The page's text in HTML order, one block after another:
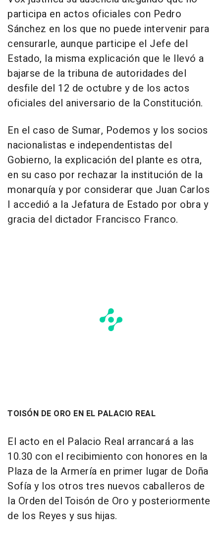
participa en actos oficiales con Pedro
Sánchez en los que no puede intervenir para
censurarle, aunque participe el Jefe del
Estado, la misma explicación que le llevó a
bajarse de la tribuna de autoridades del
desfile del 12 de octubre y de los actos
oficiales del aniversario de la Constitución.
En el caso de Sumar, Podemos y los socios
nacionalistas e independentistas del
Gobierno, la explicación del plante es otra,
en su caso por rechazar la institución de la
monarquía y por considerar que Juan Carlos
I accedió a la Jefatura de Estado por obra y
gracia del dictador Francisco Franco.
TOISÓN DE ORO EN EL PALACIO REAL
El acto en el Palacio Real arrancará a las
10.30 con el recibimiento con honores en la
Plaza de la Armería en primer lugar de Doña
Sofía y los otros tres nuevos caballeros de
la Orden del Toisón de Oro y posteriormente
de los Reyes y sus hijas.